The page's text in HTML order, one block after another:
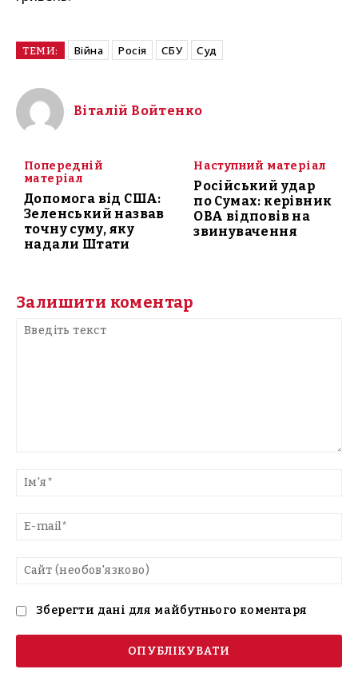
ТЕМИ: Війна Росія СБУ Суд
Віталій Войтенко
Попередній
матеріал
Допомога від США:
Зеленський назвав
точну суму, яку
надали Штати
Наступний матеріал
Російський удар
по Сумах: керівник
ОВА відповів на
звинувачення
Залишити коментар
текст
Зберегти дані для майбутнього коментаря